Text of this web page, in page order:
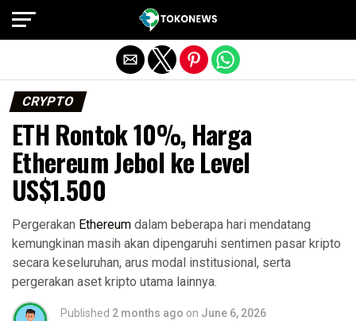
CRYPTO
ETH Rontok 10%, Harga
Ethereum Jebol ke Level
US$1.500
Pergerakan Ethereum dalam beberapa hari mendatang
kemungkinan masih akan dipengaruhi sentimen pasar kripto
secara keseluruhan, arus modal institusional, serta
pergerakan aset kripto utama lainnya.
Published 2 months ago on June 6, 2026
Exit mobile version